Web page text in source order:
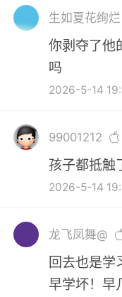
生如夏花绚烂
你剥夺了他
吗
2026-5-14
99001212
孩子都抵触
2026-5-14
龙飞凤舞@
回去也是学
早学坏！早